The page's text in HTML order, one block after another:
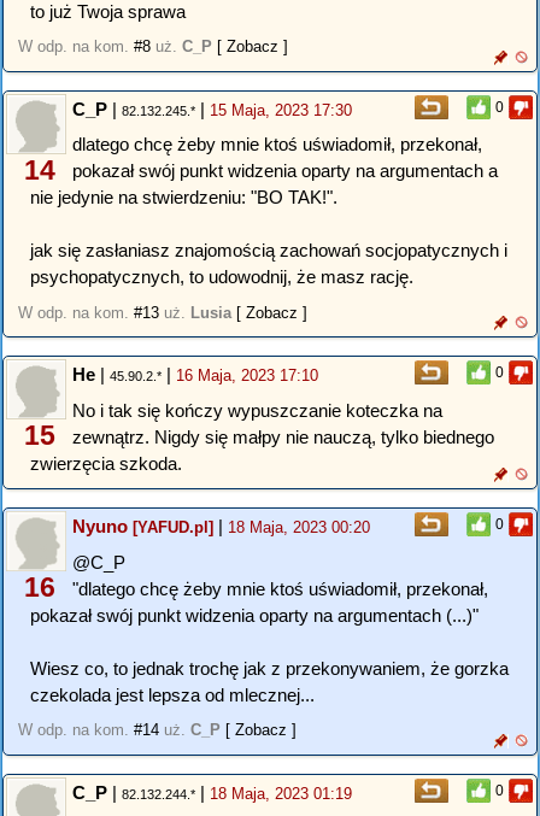
to już Twoja sprawa
W odp. na kom. #8 uż. C_P [ Zobacz ]
0
14
C_P | 82.132.245.* | 15 Maja, 2023 17:30
dlatego chcę żeby mnie ktoś uświadomił, przekonał,
pokazał swój punkt widzenia oparty na argumentach a
nie jedynie na stwierdzeniu: "BO TAK!".
jak się zasłaniasz znajomością zachowań socjopatycznych i
psychopatycznych, to udowodnij, że masz rację.
W odp. na kom. #13 uż. Lusia [ Zobacz ]
0
15
He | 45.90.2.* | 16 Maja, 2023 17:10
No i tak się kończy wypuszczanie koteczka na
zewnątrz. Nigdy się małpy nie nauczą, tylko biednego
zwierzęcia szkoda.
0
16
Nyuno [YAFUD.pl] | 18 Maja, 2023 00:20
@C_P
"dlatego chcę żeby mnie ktoś uświadomił, przekonał,
pokazał swój punkt widzenia oparty na argumentach (...)"
Wiesz co, to jednak trochę jak z przekonywaniem, że gorzka
czekolada jest lepsza od mlecznej...
W odp. na kom. #14 uż. C_P [ Zobacz ]
0
C_P | 82.132.244.* | 18 Maja, 2023 01:19